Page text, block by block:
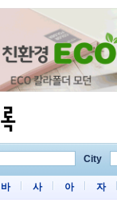
City
바 사 아 자